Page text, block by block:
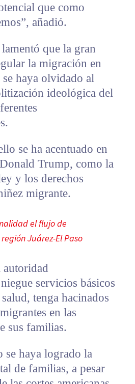
que como
añadió.
que la gran
la migración en
haya olvidado al
ideológica del
se ha acentuado en
Trump, como la
y los derechos
migrante.
el flujo de
Juárez-El Paso
autoridad
servicios básicos
tenga hacinados
en las
sus familias.
se haya logrado la
de familias, a pesar